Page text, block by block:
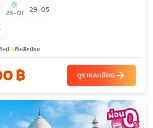
sunny
25-01
29-05
หม้confirmation_numberที่เหลือน้อย
฿ ดูรายละเอียดarrow_forward